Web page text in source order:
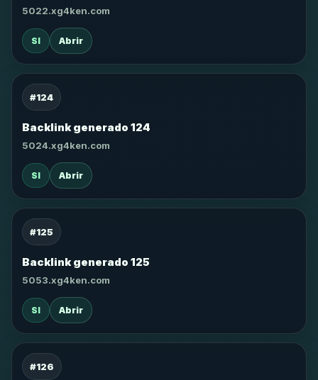
5022.xg4ken.com
SI Abrir
#124
Backlink generado 124
5024.xg4ken.com
SI Abrir
#125
Backlink generado 125
5053.xg4ken.com
SI Abrir
#126